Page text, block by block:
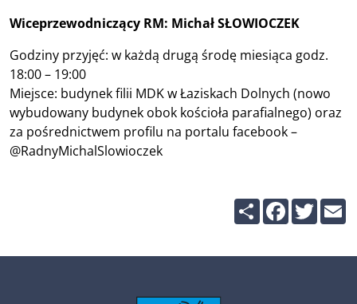
Wiceprzewodniczący RM: Michał SŁOWIOCZEK
Godziny przyjęć: w każdą drugą środę miesiąca godz.
18:00 – 19:00
Miejsce: budynek filii MDK w Łaziskach Dolnych (nowo
wybudowany budynek obok kościoła parafialnego) oraz
za pośrednictwem profilu na portalu facebook –
@RadnyMichalSlowioczek
ShareFacebook